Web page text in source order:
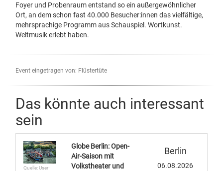
Foyer und Probenraum entstand so ein außergewöhnlicher
Ort, an dem schon fast 40.000 Besucher:innen das vielfältige,
mehrsprachige Programm aus Schauspiel. Wortkunst.
Weltmusik erlebt haben.
Event eingetragen von: Flüstertüte
Das könnte auch interessant
sein
Quelle: User ·
Globe Berlin: Open-
Air-Saison mit
Volkstheater und
Berlin
06.08.2026